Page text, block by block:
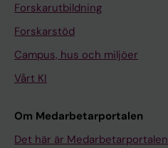
Forskarutbildning
Forskarstöd
Campus, hus och miljöer
Vårt KI
Om Medarbetarportalen
Det här är Medarbetarportalen